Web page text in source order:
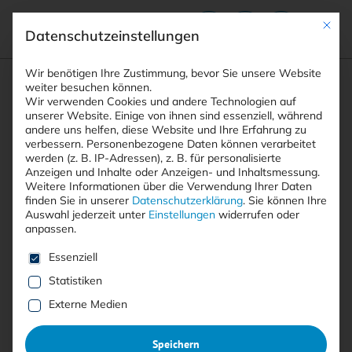
Suchfeld
Suchen
Breadcrumb-Navigation
STARTSEITE
ARTIKEL
MICROSOFT FÜHRT UNTERSTÜTZUNG FÜR …
Free
Microsoft führt Unterstützung
für Passkeys in Windows 11
ein:
Mit
Datenschutzeinstellungen
Wir benötigen Ihre Zustimmung, bevor Sie unsere Website
weiter besuchen können.
Wir verwenden Cookies und andere Technologien auf
unserer Website. Einige von ihnen sind essenziell, während
andere uns helfen, diese Website und Ihre Erfahrung zu
verbessern. Personenbezogene Daten können verarbeitet
werden (z. B. IP-Adressen), z. B. für personalisierte
Anzeigen und Inhalte oder Anzeigen- und Inhaltsmessung.
Weitere Informationen über die Verwendung Ihrer Daten
finden Sie in unserer Datenschutzerklärung. Sie können Ihre
Auswahl jederzeit unter Einstellungen widerrufen oder
anpassen.
Es folgt eine Liste der Service-Gruppen, für die eine
Essenziell
Statistiken
Externe Medien
Speichern